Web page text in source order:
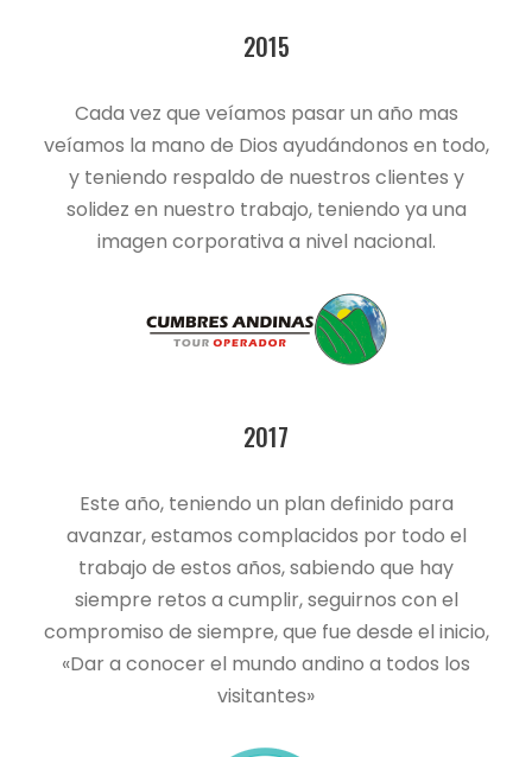
2015
Cada vez que veíamos pasar un año mas
veíamos la mano de Dios ayudándonos en todo,
y teniendo respaldo de nuestros clientes y
solidez en nuestro trabajo, teniendo ya una
imagen corporativa a nivel nacional.
2017
Este año, teniendo un plan definido para
avanzar, estamos complacidos por todo el
trabajo de estos años, sabiendo que hay
siempre retos a cumplir, seguirnos con el
compromiso de siempre, que fue desde el inicio,
«Dar a conocer el mundo andino a todos los
visitantes»